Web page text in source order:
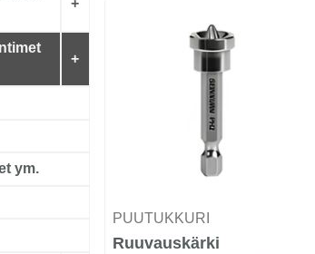
+
+
ym.
PUUTUKKURI
Ruuvauskärki